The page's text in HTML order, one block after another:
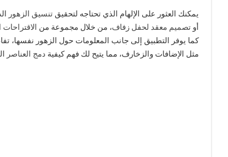
يمكنك العثور على الإلهام الذي تحتاجه لتحقيق تنسيق الزهور
أوتصميم معقد لحفل زفاف، من خلال مجموعة من
كما يوفر التطبيق إلى جانب المعلومات حول الزهور نفسها،
مثل الإضافات والزخارف، مما يتيح لك فهم كيفية دمج العناصر